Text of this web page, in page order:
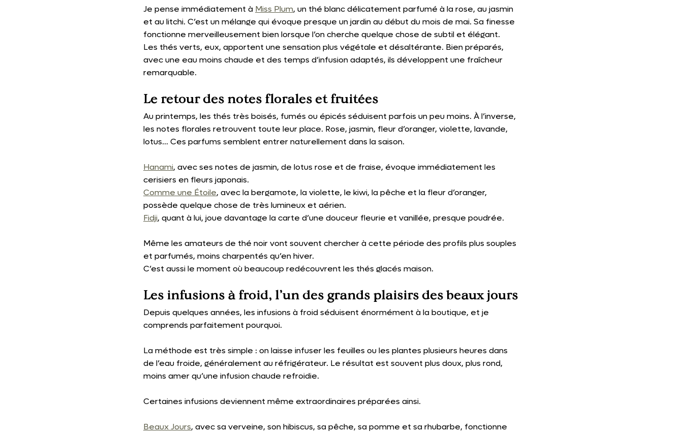
Je pense immédiatement à Miss Plum, un thé blanc délicatement parfumé à la rose, au jasmin
et au litchi. C’est un mélange qui évoque presque un jardin au début du mois de mai. Sa finesse
fonctionne merveilleusement bien lorsque l’on cherche quelque chose de subtil et élégant.
Les thés verts, eux, apportent une sensation plus végétale et désaltérante. Bien préparés,
avec une eau moins chaude et des temps d’infusion adaptés, ils développent une fraîcheur
remarquable.
Le retour des notes florales et fruitées
Au printemps, les thés très boisés, fumés ou épicés séduisent parfois un peu moins. À l’inverse,
les notes florales retrouvent toute leur place. Rose, jasmin, fleur d’oranger, violette, lavande,
lotus… Ces parfums semblent entrer naturellement dans la saison.
Hanami, avec ses notes de jasmin, de lotus rose et de fraise, évoque immédiatement les
cerisiers en fleurs japonais.
Comme une Étoile, avec la bergamote, la violette, le kiwi, la pêche et la fleur d’oranger,
possède quelque chose de très lumineux et aérien.
Fidji, quant à lui, joue davantage la carte d’une douceur fleurie et vanillée, presque poudrée.
Même les amateurs de thé noir vont souvent chercher à cette période des profils plus souples
et parfumés, moins charpentés qu’en hiver.
C’est aussi le moment où beaucoup redécouvrent les thés glacés maison.
Les infusions à froid, l’un des grands plaisirs des beaux jours
Depuis quelques années, les infusions à froid séduisent énormément à la boutique, et je
comprends parfaitement pourquoi.
La méthode est très simple : on laisse infuser les feuilles ou les plantes plusieurs heures dans
de l’eau froide, généralement au réfrigérateur. Le résultat est souvent plus doux, plus rond,
moins amer qu’une infusion chaude refroidie.
Certaines infusions deviennent même extraordinaires préparées ainsi.
Beaux Jours, avec sa verveine, son hibiscus, sa pêche, sa pomme et sa rhubarbe, fonctionne